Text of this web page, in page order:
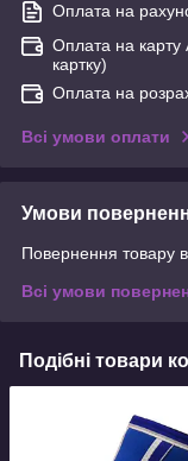
Оплата на
Оплата на карту
картку)
Оплата на
Всі умови оплати
Умови
Повернення товару
Всі умови
Подібні товари